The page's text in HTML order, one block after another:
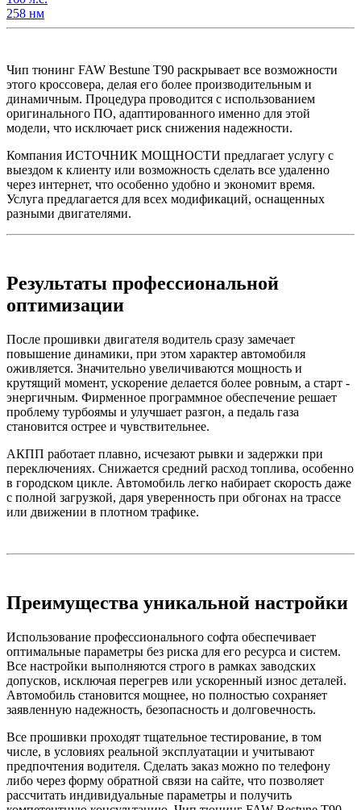
258 нм
Чип тюнинг FAW Bestune T90 раскрывает все возможности
этого кроссовера, делая его более производительным и
динамичным. Процедура проводится с использованием
оригинального ПО, адаптированного именно для этой
модели, что исключает риск снижения надежности.
Компания ИСТОЧНИК МОЩНОСТИ предлагает услугу с
выездом к клиенту или возможность сделать все удаленно
через интернет, что особенно удобно и экономит время.
Услуга предлагается для всех модификаций, оснащенных
разными двигателями.
Результаты профессиональной
оптимизации
После прошивки двигателя водитель сразу замечает
повышение динамики, при этом характер автомобиля
оживляется. Значительно увеличиваются мощность и
крутящий момент, ускорение делается более ровным, а старт -
энергичным. Фирменное программное обеспечение решает
проблему турбоямы и улучшает разгон, а педаль газа
становится острее и чувствительнее.
АКПП работает плавно, исчезают рывки и задержки при
переключениях. Снижается средний расход топлива, особенно
в городском цикле. Автомобиль легко набирает скорость даже
с полной загрузкой, даря уверенность при обгонах на трассе
или движении в плотном трафике.
Преимущества уникальной настройки
Использование профессионального софта обеспечивает
оптимальные параметры без риска для его ресурса и систем.
Все настройки выполняются строго в рамках заводских
допусков, исключая перегрев или ускоренный износ деталей.
Автомобиль становится мощнее, но полностью сохраняет
заявленную надежность, безопасность и долговечность.
Все прошивки проходят тщательное тестирование, в том
числе, в условиях реальной эксплуатации и учитывают
предпочтения водителя. Сделать заказ можно по телефону
либо через форму обратной связи на сайте, что позволяет
рассчитать индивидуальные параметры и получить